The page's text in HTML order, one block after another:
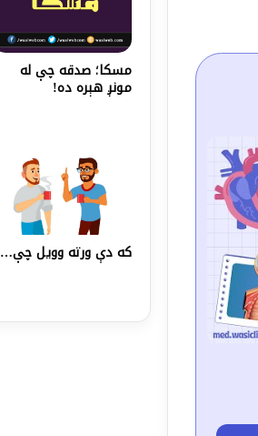
مسکا؛ صدقه چې له
مونږ هېره ده!
که دې ورته وویل چې…